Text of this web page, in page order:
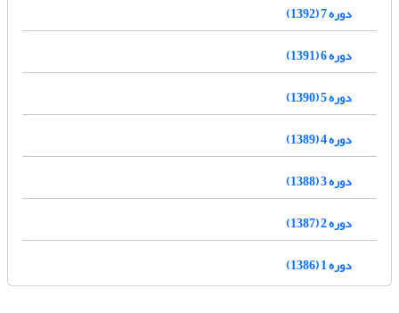
دوره 7 (1392)
دوره 6 (1391)
دوره 5 (1390)
دوره 4 (1389)
دوره 3 (1388)
دوره 2 (1387)
دوره 1 (1386)